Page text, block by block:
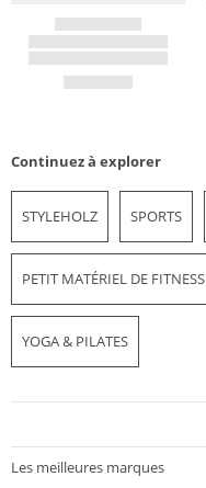
Continuez à explorer
STYLEHOLZ SPORTS
PETIT MATÉRIEL DE FITNESS
YOGA & PILATES
Les meilleures marques